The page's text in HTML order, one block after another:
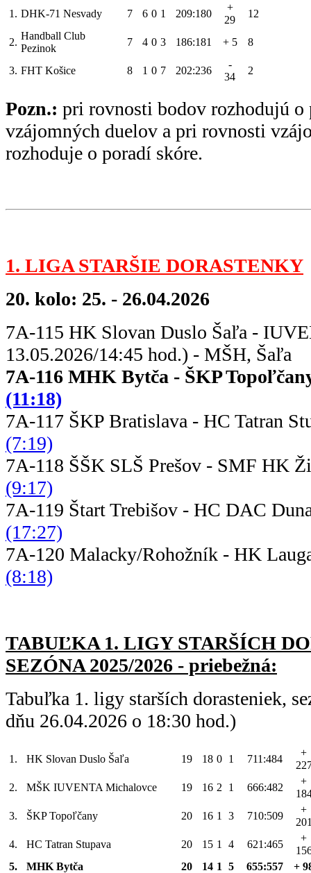
1. DHK-71 Nesvady 7 6 0 1 209:180
+
29
12
2.
Handball Club
Pezinok
7 4 0 3 186:181 + 5 8
3. FHT Košice 8 1 0 7 202:236
-
34
2
Pozn.: pri rovnosti bodov rozhodujú o
vzájomných duelov a pri rovnosti
rozhoduje o poradí skóre.
1. LIGA STARŠIE DORASTENKY
20. kolo: 25. - 26.04.2026
7A-115 HK Slovan Duslo Šaľa -
13.05.2026/14:45 hod.) - MŠH, Šaľa
7A-116 MHK Bytča -
(11:18)
7A-117 ŠKP Bratislava - HC
(7:19)
7A-118 ŠŠK SLŠ Prešov -
(9:17)
7A-119 Štart Trebišov - HC DAC
(17:27)
7A-120 Malacky/Rohožník - HK
(8:18)
TABUĽKA 1. LIGY STARŠÍCH
SEZÓNA 2025/2026 - priebežná:
Tabuľka 1. ligy starších dorasteniek,
dňu 26.04.2026 o 18:30 hod.)
1. HK Slovan Duslo Šaľa 19 18 0 1 711:484
+
2.
MŠK IUVENTA Michalovce 19 16 2 1 666:482
+
3.
ŠKP Topoľčany 20 16 1 3 710:509
+
4.
HC Tatran Stupava 20 15 1 4 621:465
+
5.
MHK Bytča 20 14 1 5 655:557 +